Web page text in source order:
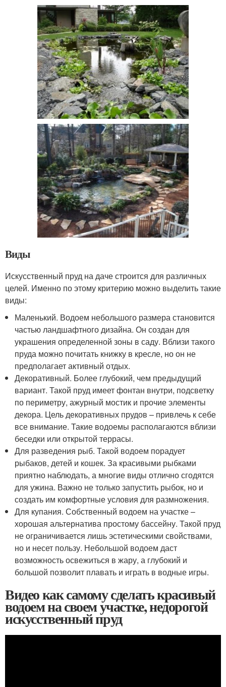
Виды
Искусственный пруд на даче строится для различных
целей. Именно по этому критерию можно выделить такие
виды:
Маленький. Водоем небольшого размера становится
частью ландшафтного дизайна. Он создан для
украшения определенной зоны в саду. Вблизи такого
пруда можно почитать книжку в кресле, но он не
предполагает активный отдых.
Декоративный. Более глубокий, чем предыдущий
вариант. Такой пруд имеет фонтан внутри, подсветку
по периметру, ажурный мостик и прочие элементы
декора. Цель декоративных прудов – привлечь к себе
все внимание. Такие водоемы располагаются вблизи
беседки или открытой террасы.
Для разведения рыб. Такой водоем порадует
рыбаков, детей и кошек. За красивыми рыбками
приятно наблюдать, а многие виды отлично сгодятся
для ужина. Важно не только запустить рыбок, но и
создать им комфортные условия для размножения.
Для купания. Собственный водоем на участке –
хорошая альтернатива простому бассейну. Такой пруд
не ограничивается лишь эстетическими свойствами,
но и несет пользу. Небольшой водоем даст
возможность освежиться в жару, а глубокий и
большой позволит плавать и играть в водные игры.
Видео как самому сделать красивый
водоем на своем участке, недорогой
искусственный пруд